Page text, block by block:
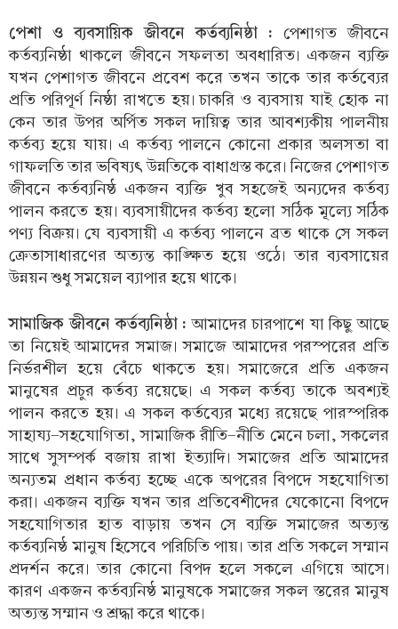
পেশা ও ব্যবসায়িক জীবনে কর্তব্যনিষ্ঠা : পেশাগত জীবনে
কর্তব্যনিষ্ঠা থাকলে জীবনে সফলতা অবধারিত। একজন ব্যক্তি
যখন পেশাগত জীবনে প্রবেশ করে তখন তাকে তার কর্তব্যের
প্রতি পরিপূর্ণ নিষ্ঠা রাখতে হয়। চাকরি ও ব্যবসায় যাই হোক না
কেন তার উপর অর্পিত সকল দায়িত্ব তার আবশ্যকীয় পালনীয়
কর্তব্য হয়ে যায়। এ কর্তব্য পালনে কোনো প্রকার অলসতা বা
গাফলতি তার ভবিষ্যৎ উন্নতিকে বাধাগ্রস্ত করে। নিজের পেশাগত
জীবনে কর্তব্যনিষ্ঠ একজন ব্যক্তি খুব সহজেই অন্যদের কর্তব্য
পালন করতে হয়। ব্যবসায়ীদের কর্তব্য হলো সঠিক মূল্যে সঠিক
পণ্য বিক্রয়। যে ব্যবসায়ী এ কর্তব্য পালনে ব্রত থাকে সে সকল
ক্রেতাসাধারণের অত্যন্ত কাঙ্ক্ষিত হয়ে ওঠে। তার ব্যবসায়ের
উন্নয়ন শুধু সময়েল ব্যাপার হয়ে থাকে।
সামাজিক জীবনে কর্তব্যনিষ্ঠা : আমাদের চারপাশে যা কিছু আছে
তা নিয়েই আমাদের সমাজ। সমাজে আমাদের পরস্পরের প্রতি
নির্ভরশীল হয়ে বেঁচে থাকতে হয়। সমাজেরে প্রতি একজন
মানুষের প্রচুর কর্তব্য রয়েছে। এ সকল কর্তব্য তাকে অবশ্যই
পালন করতে হয়। এ সকল কর্তব্যের মধ্যে রয়েছে পারস্পরিক
সাহায্য-সহযোগিতা, সামাজিক রীতি-নীতি মেনে চলা, সকলের
সাথে সুসম্পর্ক বজায় রাখা ইত্যাদি। সমাজের প্রতি আমাদের
অন্যতম প্রধান কর্তব্য হচ্ছে একে অপরের বিপদে সহযোগিতা
করা। একজন ব্যক্তি যখন তার প্রতিবেশীদের যেকোনো বিপদে
সহযোগিতার হাত বাড়ায় তখন সে ব্যক্তি সমাজের অত্যন্ত
কর্তব্যনিষ্ঠ মানুষ হিসেবে পরিচিতি পায়। তার প্রতি সকলে সম্মান
প্রদর্শন করে। তার কোনো বিপদ হলে সকলে এগিয়ে আসে।
কারণ একজন কর্তব্যনিষ্ঠ মানুষকে সমাজের সকল স্তরের মানুষ
অত্যন্ত সম্মান ও শ্রদ্ধা করে থাকে।